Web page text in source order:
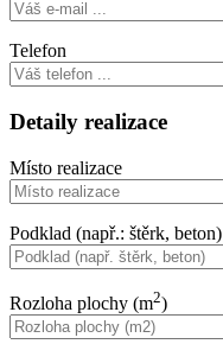
Telefon
Detaily realizace
Místo realizace
Podklad (např.: štěrk, beton)
Rozloha plochy (m2)